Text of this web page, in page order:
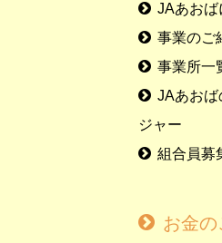
JAあおば
事業のご
事業所一
JAあおば
ジャー
組合員募
お金の